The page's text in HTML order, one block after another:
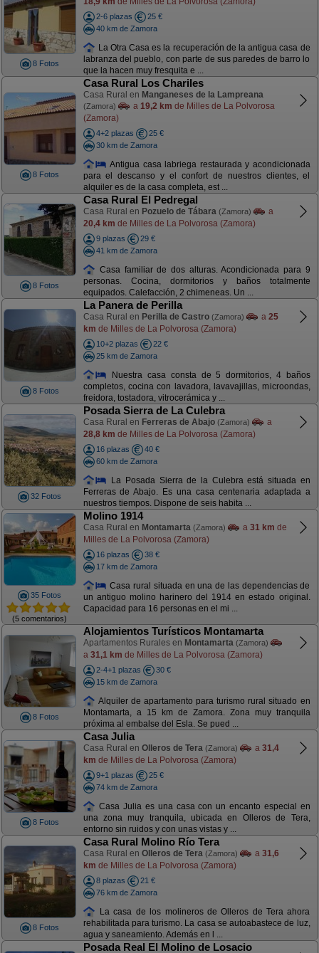
8 Fotos
2-6 plazas
25 €
40 km de Zamora
La Otra Casa es la recuperación de la antigua casa de
labranza del pueblo, con parte de sus paredes de barro lo
que la hacen muy fresquita e ...
8 Fotos
Casa Rural Los Chariles
Casa Rural en Manganeses de la Lampreana
(Zamora) a 19,2 km de Milles de La Polvorosa
(Zamora)
4+2 plazas
25 €
30 km de Zamora
Antigua casa labriega restaurada y acondicionada
para el descanso y el confort de nuestros clientes, el
alquiler es de la casa completa, est ...
8 Fotos
Casa Rural El Pedregal
Casa Rural en Pozuelo de Tábara (Zamora)
a
20,4 km de Milles de La Polvorosa (Zamora)
9 plazas
29 €
41 km de Zamora
Casa familiar de dos alturas. Acondicionada para 9
personas. Cocina, dormitorios y baños totalmente
equipados. Calefacción, 2 chimeneas. Un ...
8 Fotos
La Panera de Perilla
Casa Rural en Perilla de Castro (Zamora) a 25
km de Milles de La Polvorosa (Zamora)
10+2 plazas
22 €
25 km de Zamora
Nuestra casa consta de 5 dormitorios, 4 baños
completos, cocina con lavadora, lavavajillas, microondas,
freidora, tostadora, vitrocerámica y ...
32 Fotos
Posada Sierra de La Culebra
Casa Rural en Ferreras de Abajo (Zamora)
a
28,8 km de Milles de La Polvorosa (Zamora)
16 plazas
40 €
60 km de Zamora
La Posada Sierra de la Culebra está situada en
Ferreras de Abajo. Es una casa centenaria adaptada a
nuestros tiempos. Dispone de seis habita ...
35 Fotos
(5 comentarios)
Molino 1914
Casa Rural en Montamarta (Zamora) a 31 km de
Milles de La Polvorosa (Zamora)
16 plazas
38 €
17 km de Zamora
Casa rural situada en una de las dependencias de
un antiguo molino harinero del 1914 en estado original.
Capacidad para 16 personas en el mi ...
8 Fotos
Alojamientos Turísticos Montamarta
Apartamentos Rurales en Montamarta (Zamora)
a 31,1 km de Milles de La Polvorosa (Zamora)
2-4+1 plazas
30 €
15 km de Zamora
Alquiler de apartamento para turismo rural situado en
Montamarta, a 15 km de Zamora. Zona muy tranquila
próxima al embalse del Esla. Se pued ...
8 Fotos
Casa Julia
Casa Rural en Olleros de Tera (Zamora) a 31,4
km de Milles de La Polvorosa (Zamora)
9+1 plazas
25 €
74 km de Zamora
Casa Julia es una casa con un encanto especial en
una zona muy tranquila, ubicada en Olleros de Tera,
entorno sin ruidos y con unas vistas y ...
8 Fotos
Casa Rural Molino Río Tera
Casa Rural en Olleros de Tera (Zamora) a 31,6
km de Milles de La Polvorosa (Zamora)
8 plazas
21 €
76 km de Zamora
La casa de los molineros de Olleros de Tera ahora
rehabilitada para turismo. La casa se autoabastece de luz,
agua y saneamiento. Además en l ...
Posada Real El Molino de Losacio